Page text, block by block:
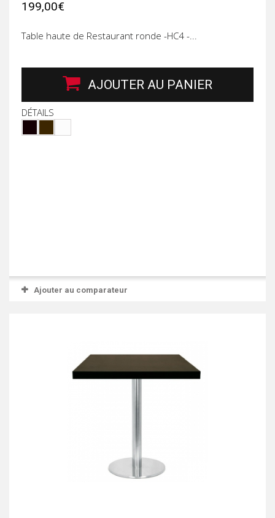
199,00€
Table haute de Restaurant ronde -HC4 -...
AJOUTER AU PANIER
DÉTAILS
Ajouter au comparateur